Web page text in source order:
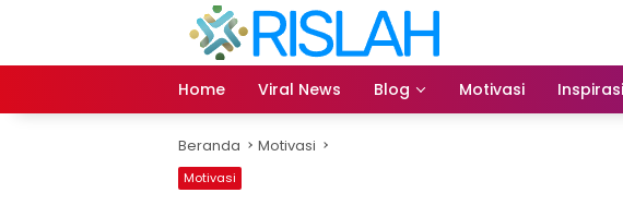
Home Viral News Blog Motivasi Inspirasi
Beranda Motivasi
Motivasi